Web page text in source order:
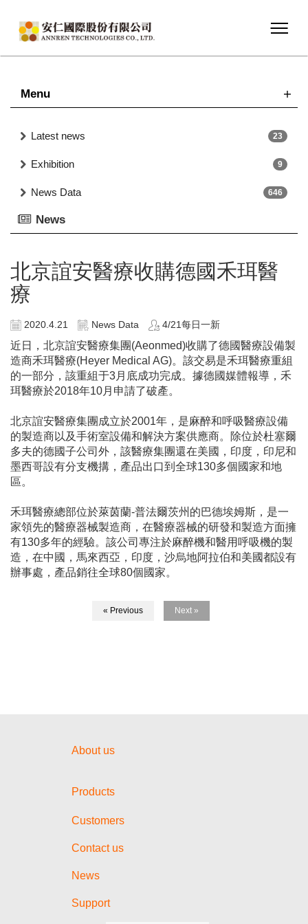
Menu
Latest news 23
Exhibition 9
News Data 646
News
北京誼安醫療收購德國禾珥醫
療
2020.4.21 News Data 4/21每日一新
近日，北京誼安醫療集團(Aeonmed)收購了德國醫療設備製
造商禾珥醫療(Heyer Medical AG)。該交易是禾珥醫療重組
的一部分，該重組于3月底成功完成。據德國媒體報導，禾
珥醫療於2018年10月申請了破產。
北京誼安醫療集團成立於2001年，是麻醉和呼吸醫療設備
的製造商以及手術室設備和解決方案供應商。除位於杜塞爾
多夫的德國子公司外，該醫療集團還在美國，印度，印尼和
墨西哥設有分支機搆，產品出口到全球130多個國家和地
區。
禾珥醫療總部位於萊茵蘭-普法爾茨州的巴德埃姆斯，是一
家領先的醫療器械製造商，在醫療器械的研發和製造方面擁
有130多年的經驗。該公司專注於麻醉機和醫用呼吸機的製
造，在中國，馬來西亞，印度，沙烏地阿拉伯和美國都設有
辦事處，產品銷往全球80個國家。
« Previous Next »
About us
Products
Customers
Contact us
News
Support